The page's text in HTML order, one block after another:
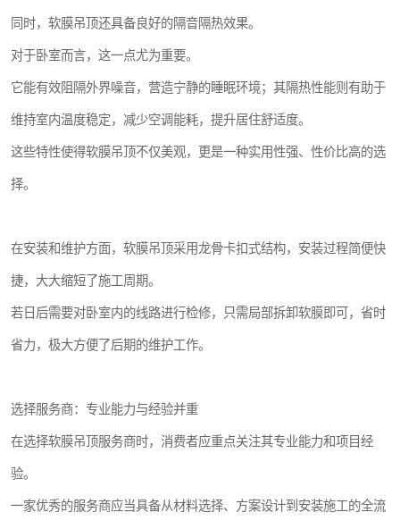
同时，软膜吊顶还具备良好的隔音隔热效果。
对于卧室而言，这一点尤为重要。
它能有效阻隔外界噪音，营造宁静的睡眠环境；其隔热性能则有助于
维持室内温度稳定，减少空调能耗，提升居住舒适度。
这些特性使得软膜吊顶不仅美观，更是一种实用性强、性价比高的选
择。
在安装和维护方面，软膜吊顶采用龙骨卡扣式结构，安装过程简便快
捷，大大缩短了施工周期。
若日后需要对卧室内的线路进行检修，只需局部拆卸软膜即可，省时
省力，极大方便了后期的维护工作。
选择服务商：专业能力与经验并重
在选择软膜吊顶服务商时，消费者应重点关注其专业能力和项目经
验。
一家优秀的服务商应当具备从材料选择、方案设计到安装施工的全流